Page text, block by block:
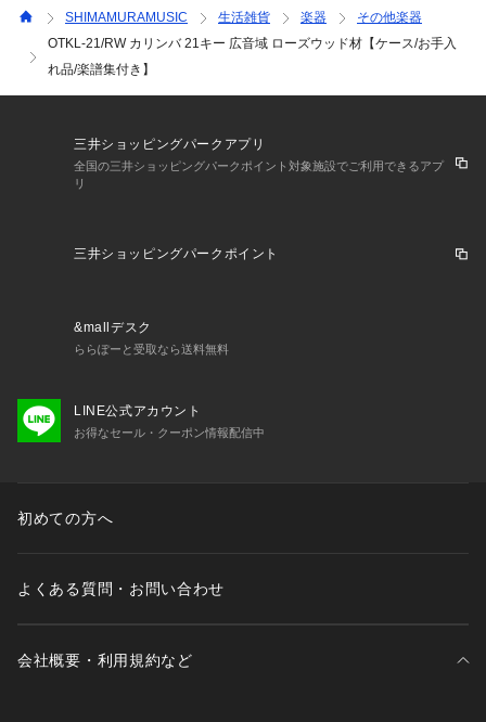
ょう♪
【セット内容】
(1)ソフトケース (2)クロス (3)指サック×2 (4)キーステッカー
マニュアル＆カリンバ用楽譜集
【カリンバ SPEC】
サイズ：横幅 131～140mm、高さ 186cm、奥行き 32mm(キ
商品コード：4534853015745
SHIMAMURAMUSIC 生活雑貨 楽器
その他楽器
OTKL-21/RW カリンバ 21キー 広音域 ローズウッド材【ケース/お手入
れ品/楽譜集付き】
三井ショッピングパークアプリ
全国の三井ショッピングパークポイント対象施設でご利用できるアプ
リ
三井ショッピングパークポイント
&mallデスク
ららぽーと受取なら送料無料
LINE公式アカウント
お得なセール・クーポン情報配信中
初めての方へ
よくある質問・お問い合わせ
会社概要・利用規約など